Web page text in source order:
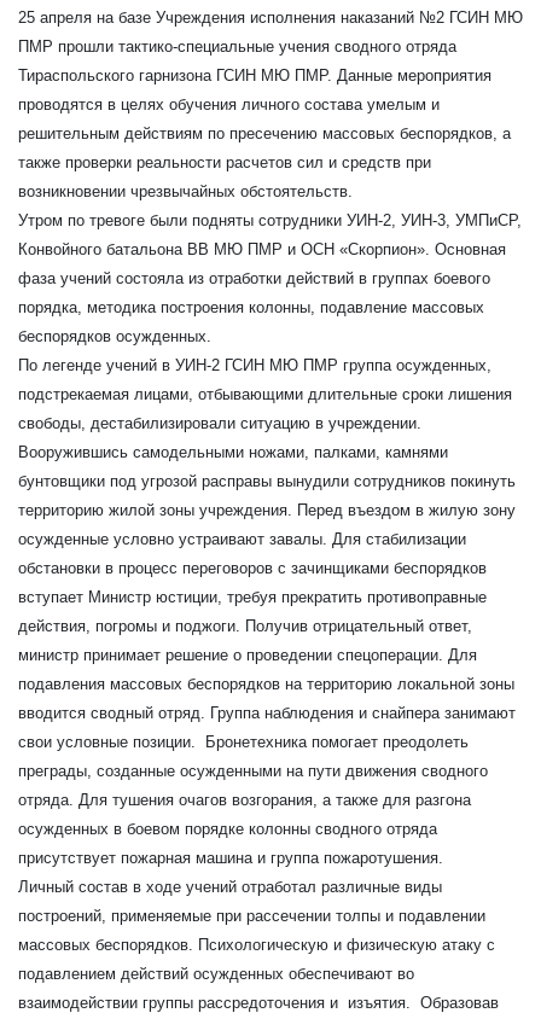
25 апреля на базе Учреждения исполнения наказаний №2 ГСИН МЮ
ПМР прошли тактико-специальные учения сводного отряда
Тираспольского гарнизона ГСИН МЮ ПМР. Данные мероприятия
проводятся в целях обучения личного состава умелым и
решительным действиям по пресечению массовых беспорядков, а
также проверки реальности расчетов сил и средств при
возникновении чрезвычайных обстоятельств.
Утром по тревоге были подняты сотрудники УИН-2, УИН-3, УМПиСР,
Конвойного батальона ВВ МЮ ПМР и ОСН «Скорпион». Основная
фаза учений состояла из отработки действий в группах боевого
порядка, методика построения колонны, подавление массовых
беспорядков осужденных.
По легенде учений в УИН-2 ГСИН МЮ ПМР группа осужденных,
подстрекаемая лицами, отбывающими длительные сроки лишения
свободы, дестабилизировали ситуацию в учреждении.
Вооружившись самодельными ножами, палками, камнями
бунтовщики под угрозой расправы вынудили сотрудников покинуть
территорию жилой зоны учреждения. Перед въездом в жилую зону
осужденные условно устраивают завалы. Для стабилизации
обстановки в процесс переговоров с зачинщиками беспорядков
вступает Министр юстиции, требуя прекратить противоправные
действия, погромы и поджоги. Получив отрицательный ответ,
министр принимает решение о проведении спецоперации. Для
подавления массовых беспорядков на территорию локальной зоны
вводится сводный отряд. Группа наблюдения и снайпера занимают
свои условные позиции. Бронетехника помогает преодолеть
преграды, созданные осужденными на пути движения сводного
отряда. Для тушения очагов возгорания, а также для разгона
осужденных в боевом порядке колонны сводного отряда
присутствует пожарная машина и группа пожаротушения.
Личный состав в ходе учений отработал различные виды
построений, применяемые при рассечении толпы и подавлении
массовых беспорядков. Психологическую и физическую атаку с
подавлением действий осужденных обеспечивают во
взаимодействии группы рассредоточения и изъятия. Образовав